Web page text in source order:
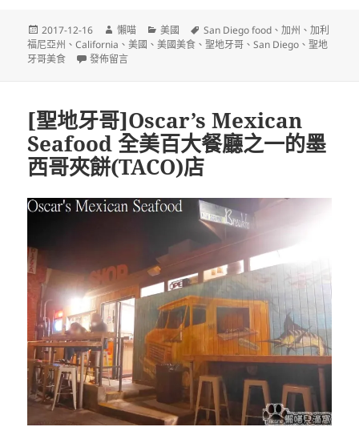
發
佈
日
2017-12-16
作
者
懶喵
分
類
美國
標
籤
San Diego food 、加州 、加利
福尼亞州 、California 、美國 、美國美食 、聖地牙哥 、San Diego 、聖地
牙哥美食
在〈[聖地牙哥]Extraordinary Desserts 聖地牙哥有名的甜點店
發佈留言
[聖地牙哥]Oscar’s Mexican
Seafood 全美百大餐廳之一的墨
西哥夾餅(TACO)店